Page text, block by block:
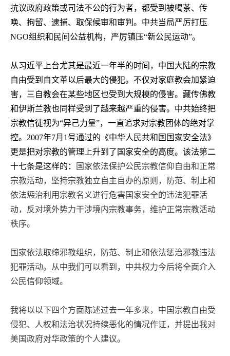
抗议政府政策或司法不公的行为者，都受到被喝茶、传
唤、拘留、逮捕、取保候审和审判。中共当局严厉打压
NGO组织和民间公益机构，严厉镇压“新公民运动”。
从习近平上台尤其是最近一年半的时间，中国大陆的宗教
自由受到自文革以后最大的侵犯。不仅对家庭教会加紧迫
害，三自教会在某些地区也受到大规模的侵害。藏传佛教
和伊斯兰教也同样受到了越来越严重的侵害。中共始终把
宗教信徒视为“异己力量”，一直追求对宗教团体的绝对掌
控。 2007年7月 1 号通过的《中华人民共和国国家安全法》
更是把对宗教的管理上升到了国家安全的高度。该法第二
十七条是这样的：
国家依法保护公民宗教信仰自由和正常
宗教活动，坚持宗教独立自主自办的原则，防范、制止和
依法惩治利用宗教名义进行危害国家安全的违法犯罪活
动，反对境外势力干涉境内宗教事务，维护正常宗教活动
秩序。
国家依法取缔邪教组织，防范、制止和依法惩治邪教违法
犯罪活动。从中我们可以看到，中共权力今后将全面介入
公民信仰领域。
我将以以下四个方面陈述过去一年多来，中国宗教自由受
侵犯、人权和法治状况持续恶化的情况作证，并提出我对
美国政府对华政策的个人建议。